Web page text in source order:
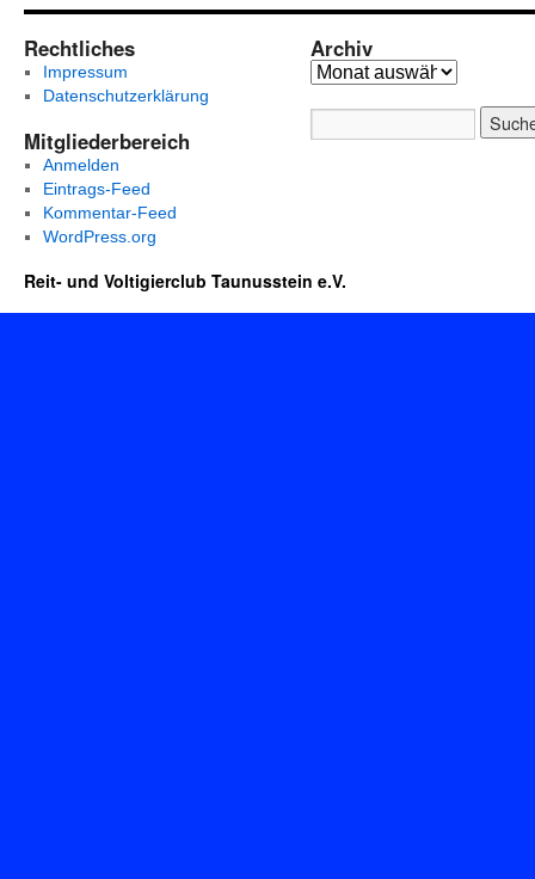
Rechtliches
Impressum
Datenschutzerklärung
Mitgliederbereich
Anmelden
Eintrags-Feed
Kommentar-Feed
WordPress.org
Archiv
Reit- und Voltigierclub Taunusstein e.V.